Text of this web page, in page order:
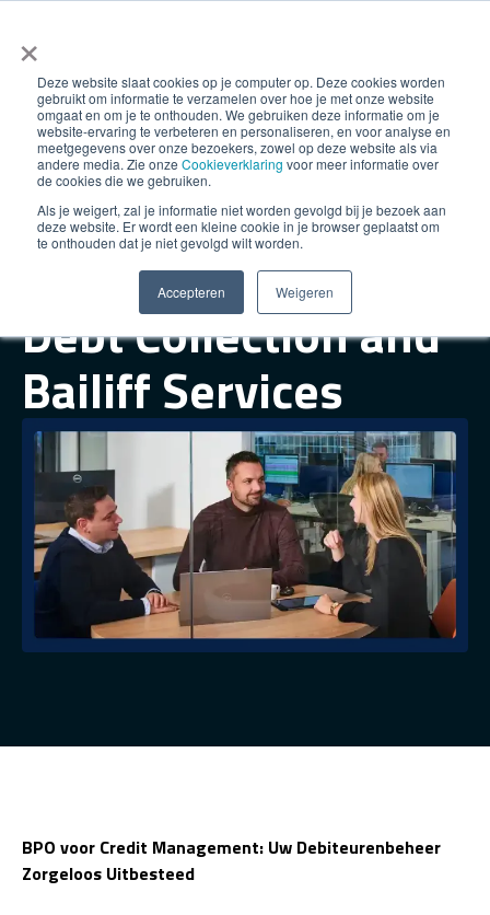
×
Deze website slaat cookies op je computer op. Deze cookies worden
gebruikt om informatie te verzamelen over hoe je met onze website
omgaat en om je te onthouden. We gebruiken deze informatie om je
website-ervaring te verbeteren en personaliseren, en voor analyse en
meetgegevens over onze bezoekers, zowel op deze website als via
andere media. Zie onze Cookieverklaring voor meer informatie over
de cookies die we gebruiken.
Als je weigert, zal je informatie niet worden gevolgd bij je bezoek aan
deze website. Er wordt een kleine cookie in je browser geplaatst om
te onthouden dat je niet gevolgd wilt worden.
Accepteren Weigeren
Professional
Assistance with
Debt Collection and
Bailiff Services
BPO voor Credit Management: Uw Debiteurenbeheer
Zorgeloos Uitbesteed